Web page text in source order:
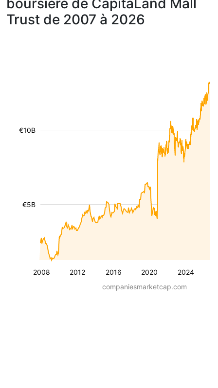
boursière de CapitaLand Mall
Trust de 2007 à 2026
2008 2012 2016 2020 2024
€5B
€10B
companiesmarketcap.com